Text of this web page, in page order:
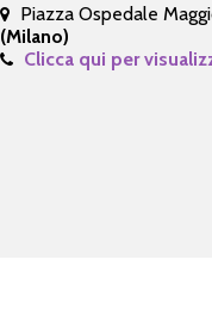
Piazza Ospedale
(Milano)
Clicca qui per